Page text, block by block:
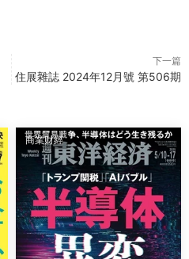
下一篇
住展雜誌 2024年12月號 第506期
商業财經